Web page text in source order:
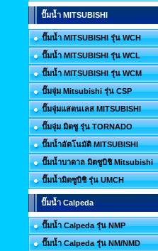
ปั๊มน้ำ MITSUBISHI
ปั๊มน้ำ MITSUBISHI รุ่น WCH
ปั๊มน้ำ MITSUBISHI รุ่น WCL
ปั๊มน้ำ MITSUBISHI รุ่น WCM
ปั๊มจุ่ม Mitsubishi รุ่น CSP
ปั๊มจุ่มแสตนเลส MITSUBISHI
ปั๊มจุ่ม มิตซู รุ่น TORNADO
ปั๊มน้ำอัตโนมัติ MITSUBISHI
ปั๊มน้ำบาดาล มิตซูบิชิ Mitsubishi
ปั๊มน้ำมิตซูบิชิ รุ่น UMCH
ปั๊มน้ำ Calpeda
ปั๊มน้ำ Calpeda รุ่น NMP
ปั๊มน้ำ Calpeda รุ่น NM/NMD